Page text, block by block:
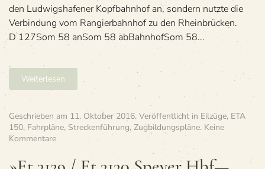
den Lud­wigs­ha­fe­ner Kopf­bahn­hof an, son­dern nutzte die
Ver­bin­dung vom Ran­gier­bahn­hof zu den Rheinbrücken.
D 127Som 58 anSom 58 abBahn­hofSom 58...
Weiterlesen
Geschrieben am 11. Oktober 2016. Veröffentlicht in Eilzüge, ETA
150, Fahrpläne, Streckenführung, Zugbildungspläne. Keine
Kommentarezu
3129